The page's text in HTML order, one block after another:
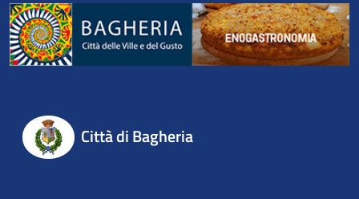
Città di Bagheria